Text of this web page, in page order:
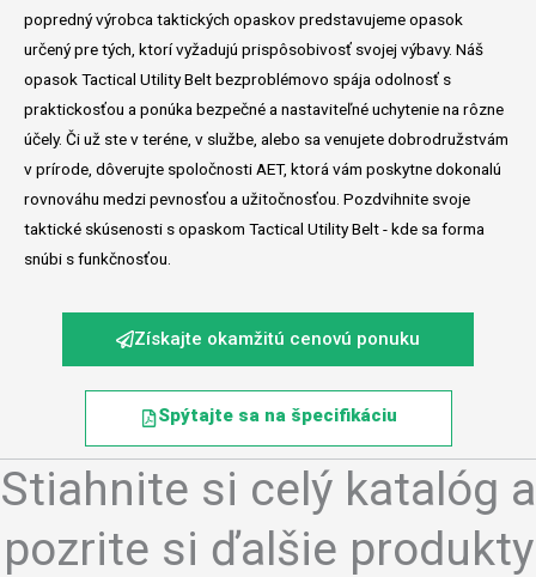
popredný výrobca taktických opaskov predstavujeme opasok
určený pre tých, ktorí vyžadujú prispôsobivosť svojej výbavy. Náš
opasok Tactical Utility Belt bezproblémovo spája odolnosť s
praktickosťou a ponúka bezpečné a nastaviteľné uchytenie na rôzne
účely. Či už ste v teréne, v službe, alebo sa venujete dobrodružstvám
v prírode, dôverujte spoločnosti AET, ktorá vám poskytne dokonalú
rovnováhu medzi pevnosťou a užitočnosťou. Pozdvihnite svoje
taktické skúsenosti s opaskom Tactical Utility Belt - kde sa forma
snúbi s funkčnosťou.
Získajte okamžitú cenovú ponuku
Spýtajte sa na špecifikáciu
Stiahnite si celý katalóg a
pozrite si ďalšie produkty